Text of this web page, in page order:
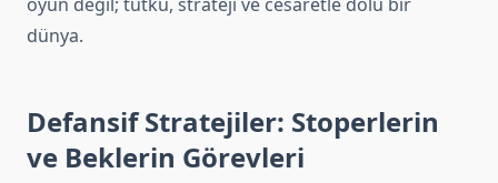
dünya.
Defansif Stratejiler: Stoperlerin
ve Beklerin Görevleri